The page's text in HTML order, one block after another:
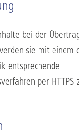
bei der
sie mit einem
entsprechende
per HTTPS